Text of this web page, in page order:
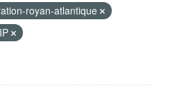
royan-atlantique